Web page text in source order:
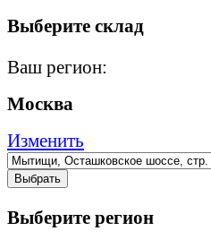
Выберите склад
Ваш регион:
Москва
Изменить
Выбрать
Выберите регион